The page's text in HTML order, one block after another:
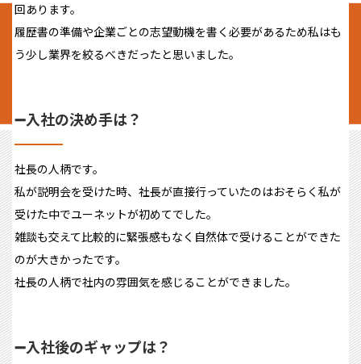
回あります。
履歴書の準備や企業ごとの志望動機を書く必要があるため私はも
う少し業界を絞るべきだったと思いました。
➖入社の決め手は？
社長の人柄です。
私が説明会を受けた時、社長が直接行っていたのはおそらく私が
受けた中でユーネットが初めてでした。
雑談も交えて比較的に緊張感もなく自然体で受けることができた
のが大きかったです。
社長の人柄で社内の雰囲気を感じることができました。
➖入社後のギャップは？